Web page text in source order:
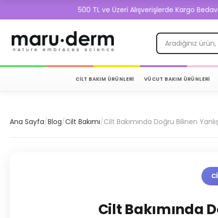
500 TL ve Üzeri Alışverişlerde Kargo Bedava!
CİLT BAKIM ÜRÜNLERİ VÜCUT BAKIM ÜRÜNLERİ
Ana Sayfa/Blog/Cilt Bakımı/Cilt Bakımında Doğru Bilinen
Cilt Bakımında